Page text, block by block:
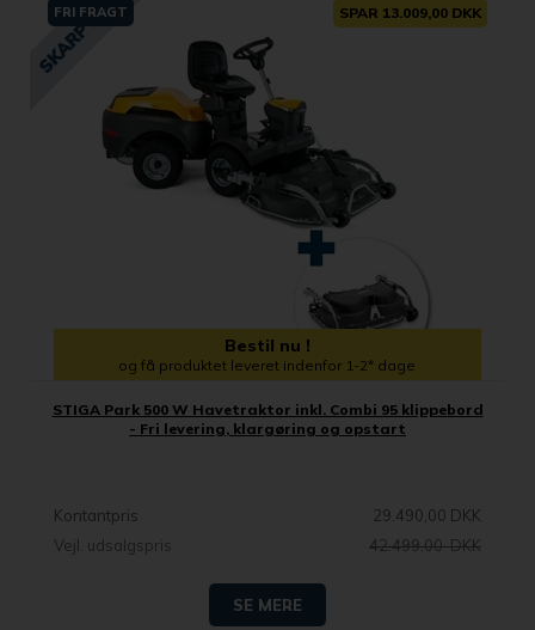
FRI FRAGT SPAR 13.009,00 DKK
Bestil nu !
og få produktet leveret indenfor 1-2* dage
STIGA Park 500 W Havetraktor inkl. Combi 95 klippebord
- Fri levering, klargøring og opstart
Kontantpris
29.490,00 DKK
Vejl. udsalgspris
42.499,00 DKK
SE MERE